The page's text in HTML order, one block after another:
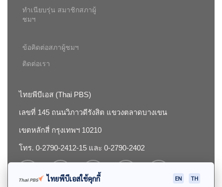
ทำเนียบรุ่น สมาชิกสภาผู้
ชมฯ
ข้อคิดต่อสภาผู้ชมฯ
ติดต่อเรา
ไทยพีบีเอส (Thai PBS)
เลขที่ 145 ถนนวิภาวดีรังสิต แขวงตลาดบางเขน
เขตหลักสี่ กรุงเทพฯ 10210
โทร. 0-2790-2412-15 และ 0-2790-2402
ไทยพีบีเอสใช้คุกกี้ EN TH